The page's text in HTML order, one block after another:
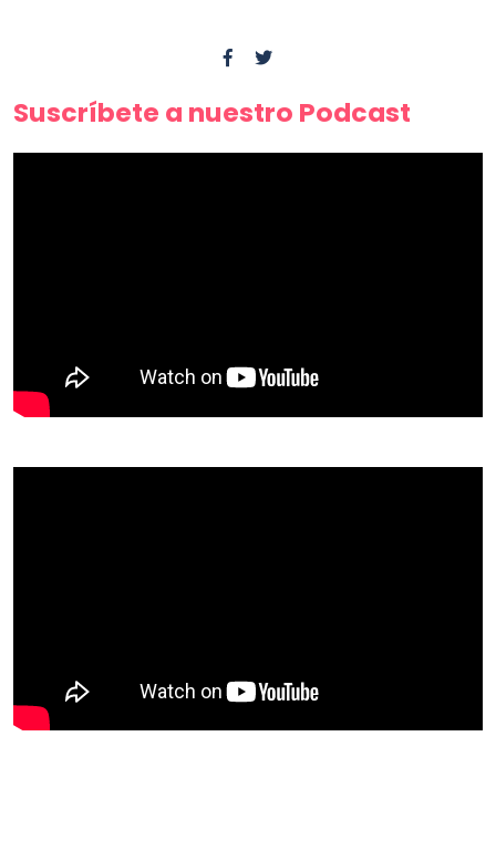
Suscríbete a nuestro Podcast